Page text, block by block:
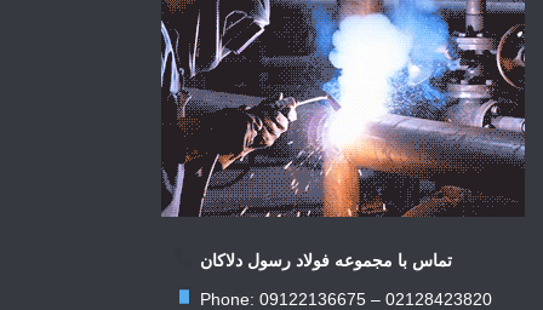
تماس با مجموعه فولاد رسول دلاکان
Phone: 09122136675 – 02128423820